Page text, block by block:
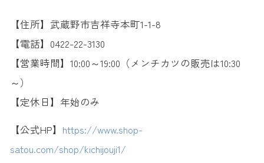
【住所】武蔵野市吉祥寺本町1-1-8
【電話】0422-22-3130
【営業時間】10:00～19:00（メンチカツの販売は10:30
～）
【定休日】年始のみ
【公式HP】 https://www.shop-
satou.com/shop/kichijouji1/